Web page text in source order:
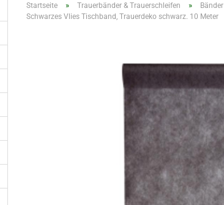
Startseite » Trauerbänder & Trauerschleifen » Bänder
Schwarzes Vlies Tischband, Trauerdeko schwarz. 10 Meter